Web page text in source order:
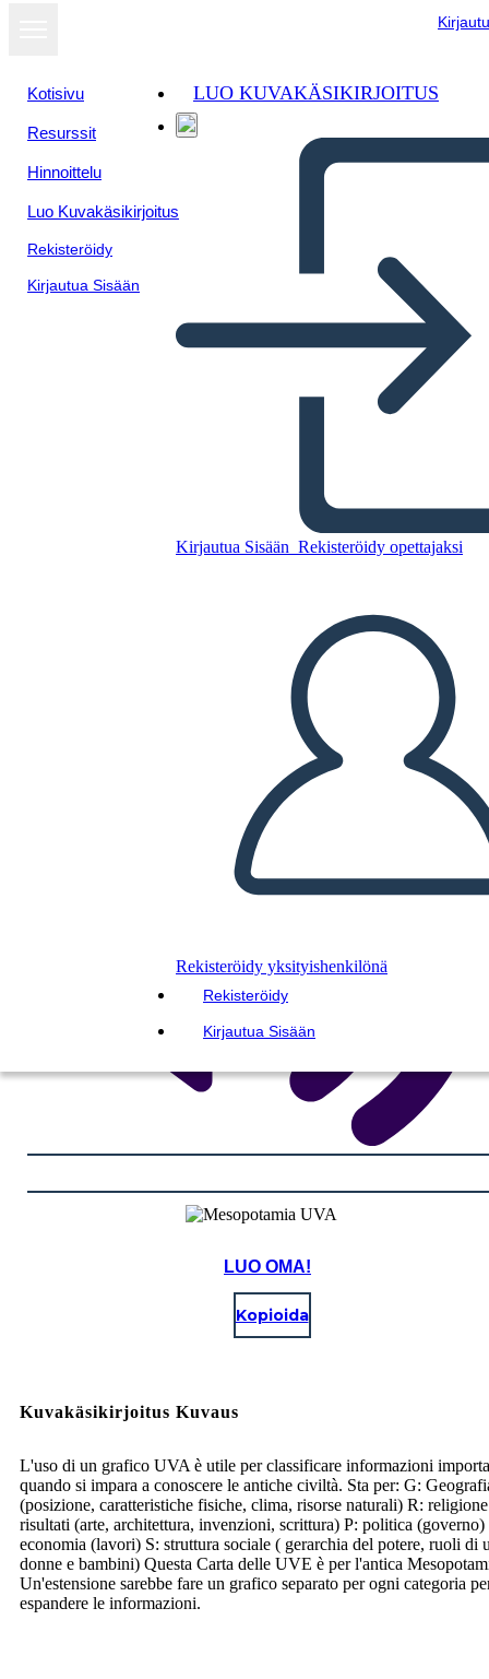
Kotisivu
Resurssit
Hinnoittelu
Luo Kuvakäsikirjoitus
Rekisteröidy
Kirjautua Sisään
LUO KUVAKÄSIKIRJOITUS
Kirjautua Sisään Rekisteröidy opettajaksi
Rekisteröidy yksityishenkilönä
Rekisteröidy
Kirjautua Sisään
Mesopotamia UVA
LUO KUVAKÄSIKIRJOITUS
TOISTA DIAESITYS
LUE MINULLE
LUO OMA!
Kopioida
Kuvakäsikirjoitus Kuvaus
L'uso di un grafico UVA è utile per classificare informazioni
quando si impara a conoscere le antiche civiltà. Sta per: G:
(posizione, caratteristiche fisiche, clima, risorse naturali) R:
risultati (arte, architettura, invenzioni, scrittura) P: politica (governo)
economia (lavori) S: struttura sociale ( gerarchia del potere, ruoli di
donne e bambini) Questa Carta delle UVE è per l'antica
Un'estensione sarebbe fare un grafico separato per ogni categoria
espandere le informazioni.